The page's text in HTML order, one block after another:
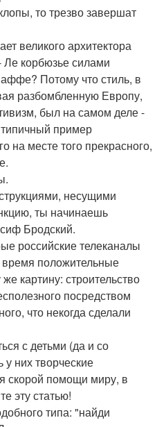
то трезво завершат
великого архитектора
Ле корбюзье силами
Потому что стиль, в
разбомбленную Европу,
был на самом деле -
пример
на месте того прекрасного,
несущими
ты начинаешь
Бродский.
российские телеканалы
положительные
картину: строительство
посредством
что некогда сделали
с детьми (да и со
них творческие
скорой помощи миру, в
эту статью!
типа: "найди